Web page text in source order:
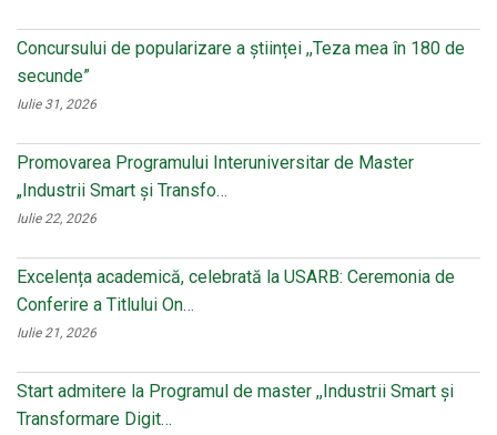
Concursului de popularizare a științei ,,Teza mea în 180 de
secunde”
Iulie 31, 2026
Promovarea Programului Interuniversitar de Master
„Industrii Smart și Transfo…
Iulie 22, 2026
Excelența academică, celebrată la USARB: Ceremonia de
Conferire a Titlului On…
Iulie 21, 2026
Start admitere la Programul de master ,,Industrii Smart și
Transformare Digit…